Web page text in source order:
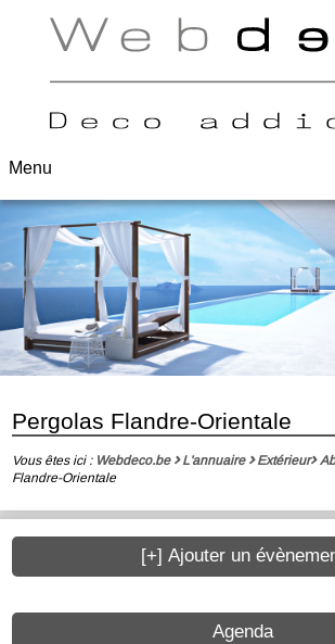
Menu
Pergolas Flandre-Orientale
Vous êtes ici : Webdeco.be L'annuaire Extérieur
Flandre-Orientale
Agenda
[+] Ajouter un